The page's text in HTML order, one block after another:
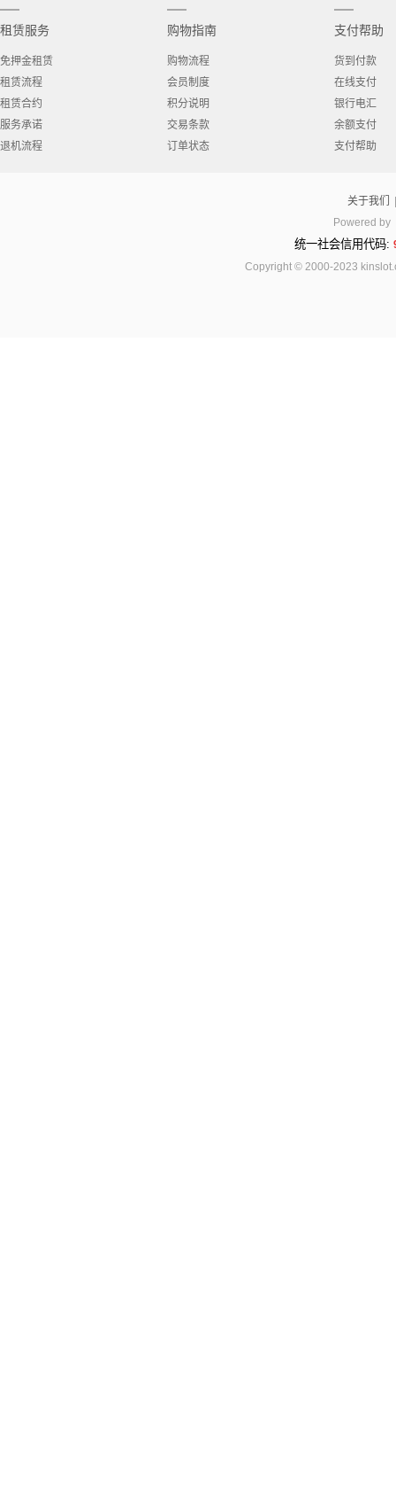
租赁服务
免押金租赁
租赁流程
租赁合约
服务承诺
退机流程
购物指南
购物流程
会员制度
积分说明
交易条款
订单状态
支付帮助
货到付款
在线支付
银行电汇
余额支付
支付帮助
关于我们
Powered by
统一社会信用代码:
Copyright © 2000-2023